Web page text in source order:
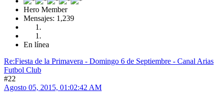
Hero Member
Mensajes: 1,239
En línea
Re:Fiesta de la Primavera - Domingo 6 de Septiembre - Canal Arias
Futbol Club
#22
Agosto 05, 2015, 01:02:42 AM